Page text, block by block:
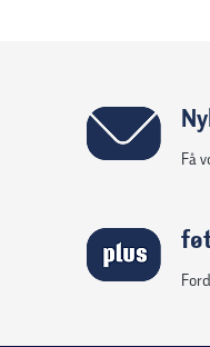
44 cm. Maks.
Teaktræ:
stærkere overfor
andre træsorter.
Få